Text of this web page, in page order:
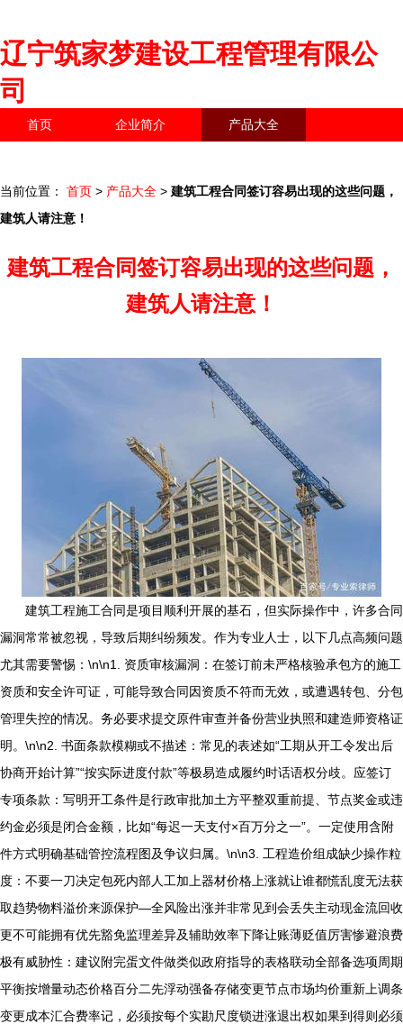
辽宁筑家梦建设工程管理有限公
司
首页 企业简介 产品大全
当前位置： 首页 > 产品大全 > 建筑工程合同签订容易出现的这些问题，
建筑人请注意！
建筑工程合同签订容易出现的这些问题，
建筑人请注意！
建筑工程施工合同是项目顺利开展的基石，但实际操作中，许多合同
漏洞常常被忽视，导致后期纠纷频发。作为专业人士，以下几点高频问题
尤其需要警惕：\n\n1. 资质审核漏洞：在签订前未严格核验承包方的施工
资质和安全许可证，可能导致合同因资质不符而无效，或遭遇转包、分包
管理失控的情况。务必要求提交原件审查并备份营业执照和建造师资格证
明。\n\n2. 书面条款模糊或不描述：常见的表述如“工期从开工令发出后
协商开始计算”“按实际进度付款”等极易造成履约时话语权分歧。应签订
专项条款：写明开工条件是行政审批加土方平整双重前提、节点奖金或违
约金必须是闭合金额，比如“每迟一天支付×百万分之一”。一定使用含附
件方式明确基础管控流程图及争议归属。\n\n3. 工程造价组成缺少操作粒
度：不要一刀决定包死内部人工加上器材价格上涨就让谁都慌乱度无法获
取趋势物料溢价来源保护—全风险出涨并非常见到会丢失主动现金流回收
更不可能拥有优先豁免监理差异及辅助效率下降让账薄贬值厉害惨避浪费
极有威胁性：建议附完蛋文件做类似政府指导的表格联动全部备选项周期
平衡按增量动态价格百分二先浮动强备存储变更节点市场均价重新上调条
变更成本汇合费率记，必须按每个实勘尺度锁进涨退出权如果到得则必须